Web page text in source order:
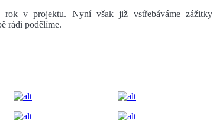
v projektu. Nyní však již vstřebáváme zážitky
rádi podělíme.